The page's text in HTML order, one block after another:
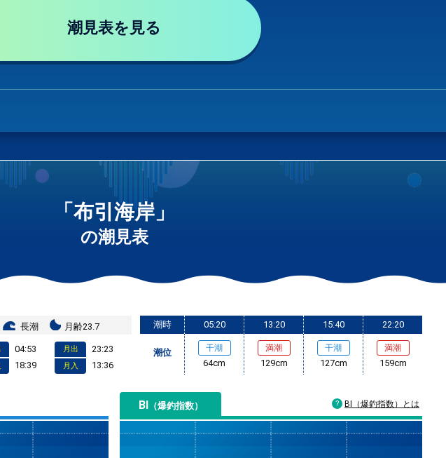
潮見表を見る
「布引海岸」
の潮見表
長潮 月齢23.7
04:53
18:39
月出 23:23
月入 13:36
潮時
潮位
05:20
干潮
64cm
13:20
満潮
129cm
15:40
干潮
127cm
22:20
満潮
159cm
BI （爆釣指数） BI（爆釣指数）とは